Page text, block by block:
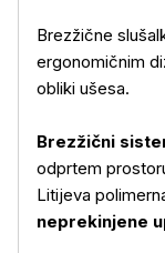
Brezžične
ergonomičnim
obliki ušesa.
Brezžični
odprtem
Litijeva
neprekinjene